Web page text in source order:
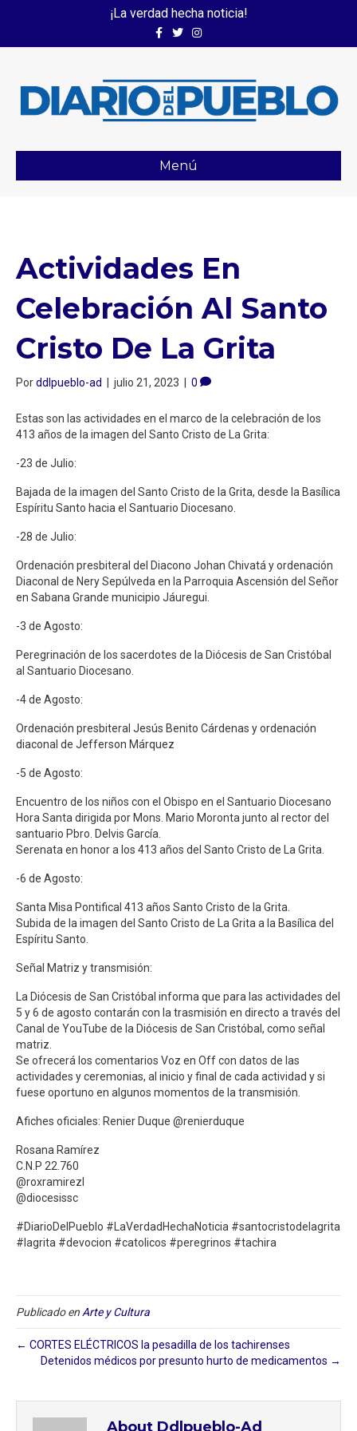
¡La verdad hecha noticia!
FacebookTwitterInstagram
Menú
Actividades En
Celebración Al Santo
Cristo De La Grita
Porddlpueblo-ad | julio 21, 2023 | 0
Estas son las actividades en el marco de la celebración de los
413 años de la imagen del Santo Cristo de La Grita:
-23 de Julio:
Bajada de la imagen del Santo Cristo de la Grita, desde la Basílica
Espíritu Santo hacia el Santuario Diocesano.
-28 de Julio:
Ordenación presbiteral del Diacono Johan Chivatá y ordenación
Diaconal de Nery Sepúlveda en la Parroquia Ascensión del Señor
en Sabana Grande municipio Jáuregui.
-3 de Agosto:
Peregrinación de los sacerdotes de la Diócesis de San Cristóbal
al Santuario Diocesano.
-4 de Agosto:
Ordenación presbiteral Jesús Benito Cárdenas y ordenación
diaconal de Jefferson Márquez
-5 de Agosto:
Encuentro de los niños con el Obispo en el Santuario Diocesano
Hora Santa dirigida por Mons. Mario Moronta junto al rector del
santuario Pbro. Delvis García.
Serenata en honor a los 413 años del Santo Cristo de La Grita.
-6 de Agosto:
Santa Misa Pontifical 413 años Santo Cristo de la Grita.
Subida de la imagen del Santo Cristo de La Grita a la Basílica del
Espíritu Santo.
Señal Matriz y transmisión:
La Diócesis de San Cristóbal informa que para las actividades del
5 y 6 de agosto contarán con la trasmisión en directo a través del
Canal de YouTube de la Diócesis de San Cristóbal, como señal
matriz.
Se ofrecerá los comentarios Voz en Off con datos de las
actividades y ceremonias, al inicio y final de cada actividad y si
fuese oportuno en algunos momentos de la transmisión.
Afiches oficiales: Renier Duque @renierduque
Rosana Ramírez
C.N.P 22.760
@roxramirezl
@diocesissc
#DiarioDelPueblo #LaVerdadHechaNoticia #santocristodelagrita
#lagrita #devocion #catolicos #peregrinos #tachira
Publicado en Arte y Cultura
← CORTES ELÉCTRICOS la pesadilla de los tachirenses
Detenidos médicos por presunto hurto de medicamentos⁣ →
About Ddlpueblo-Ad